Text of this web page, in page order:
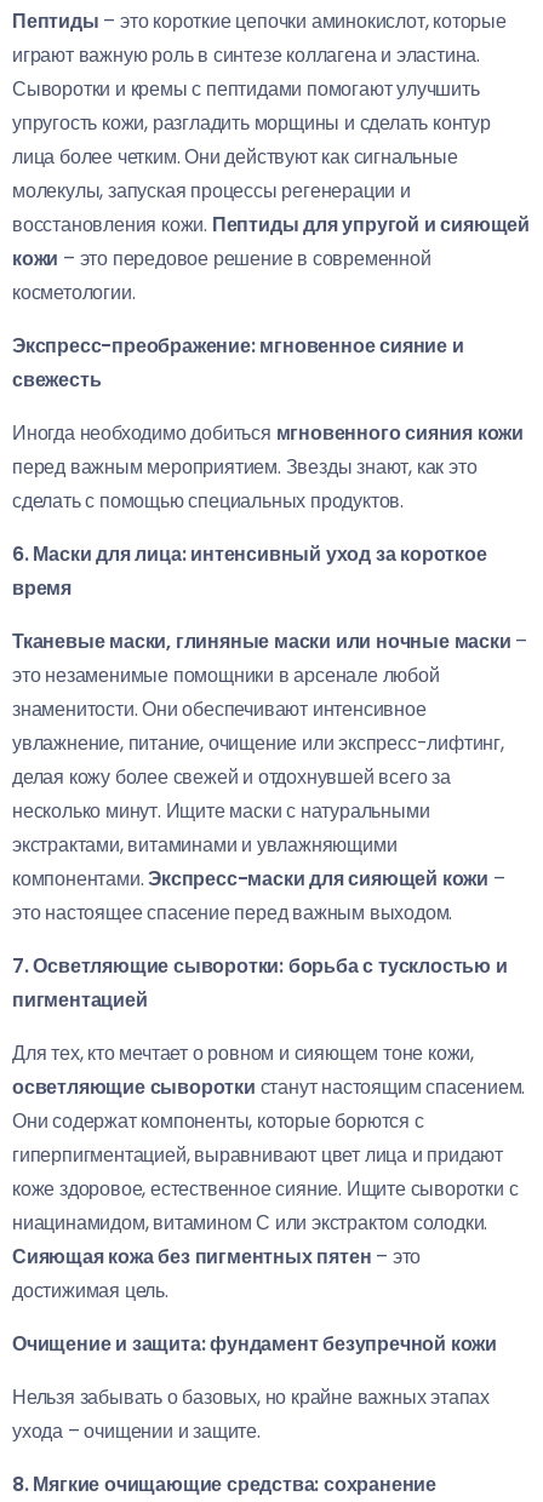
Пептиды – это короткие цепочки аминокислот, которые
играют важную роль в синтезе коллагена и эластина.
Сыворотки и кремы с пептидами помогают улучшить
упругость кожи, разгладить морщины и сделать контур
лица более четким. Они действуют как сигнальные
молекулы, запуская процессы регенерации и
восстановления кожи. Пептиды для упругой и сияющей
кожи – это передовое решение в современной
косметологии.
Экспресс-преображение: мгновенное сияние и
свежесть
Иногда необходимо добиться мгновенного сияния кожи
перед важным мероприятием. Звезды знают, как это
сделать с помощью специальных продуктов.
6. Маски для лица: интенсивный уход за короткое
время
Тканевые маски, глиняные маски или ночные маски –
это незаменимые помощники в арсенале любой
знаменитости. Они обеспечивают интенсивное
увлажнение, питание, очищение или экспресс-лифтинг,
делая кожу более свежей и отдохнувшей всего за
несколько минут. Ищите маски с натуральными
экстрактами, витаминами и увлажняющими
компонентами.Экспресс-маски для сияющей кожи –
это настоящее спасение перед важным выходом.
7. Осветляющие сыворотки: борьба с тусклостью и
пигментацией
Для тех, кто мечтает о ровном и сияющем тоне кожи,
осветляющие сыворотки станут настоящим спасением.
Они содержат компоненты, которые борются с
гиперпигментацией, выравнивают цвет лица и придают
коже здоровое, естественное сияние. Ищите сыворотки с
ниацинамидом, витамином С или экстрактом солодки.
Сияющая кожа без пигментных пятен – это
достижимая цель.
Очищение и защита: фундамент безупречной кожи
Нельзя забывать о базовых, но крайне важных этапах
ухода – очищении и защите.
8. Мягкие очищающие средства: сохранение